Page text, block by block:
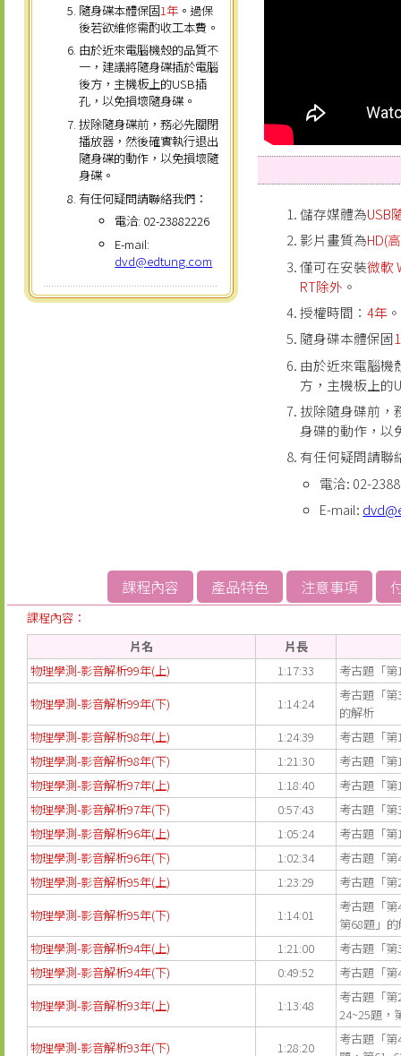
隨身碟本體保固1年 。過保
後若欲維修需酌收工本費。
由於近來電腦機殼的品質不
一，建議將隨身碟插於電腦
後方，主機板上的USB插
孔，以免損壞隨身碟。
拔除隨身碟前，務必先關閉
播放器，然後確實執行退出
隨身碟的動作，以免損壞隨
身碟。
有任何疑問請聯絡我們：
電洽: 02-23882226
E-mail:
dvd@edtung.com
儲存媒體為USB
影片畫質為HD(
僅可在安裝微軟
RT除外 。
授權時間：4年 。
隨身碟本體保固
由於近來電腦機
方，主機板上的
拔除隨身碟前，
身碟的動作，以
有任何疑問請聯
電洽: 02-
E-mail:
課程內容 產品特色 注意事項
課程內容：
片名
片長
物理學測-影音解析99年(上)
1:17:33
考古題「
物理學測-影音解析99年(下)
1:14:24
考古題「
的解析
物理學測-影音解析98年(上)
1:24:39
考古題「
物理學測-影音解析98年(下)
1:21:30
考古題「
物理學測-影音解析97年(上)
1:18:40
考古題「
物理學測-影音解析97年(下)
0:57:43
考古題「
物理學測-影音解析96年(上)
1:05:24
考古題「
物理學測-影音解析96年(下)
1:02:34
考古題「
物理學測-影音解析95年(上)
1:23:29
考古題「
物理學測-影音解析95年(下)
1:14:01
考古題「
第68題」
物理學測-影音解析94年(上)
1:21:00
考古題「
物理學測-影音解析94年(下)
0:49:52
考古題「
物理學測-影音解析93年(上)
1:13:48
考古題「
24~25題，
物理學測-影音解析93年(下)
1:28:20
考古題「